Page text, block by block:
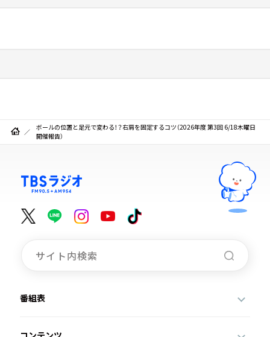
ボールの位置と足元で変わる！？右肩を固定するコツ（2026年度 第3回 6/18木曜日
開催報告）
番組表